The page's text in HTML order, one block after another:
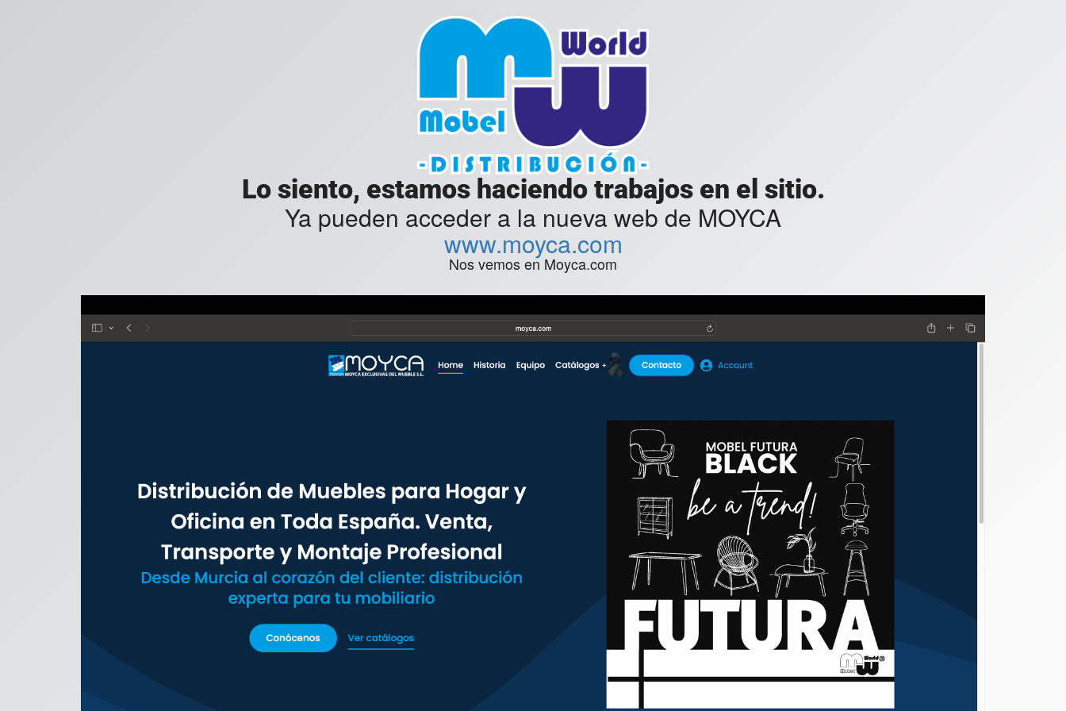
Lo siento, estamos haciendo trabajos en el sitio.
Ya pueden acceder a la nueva web de MOYCA
www.moyca.com
Nos vemos en Moyca.com